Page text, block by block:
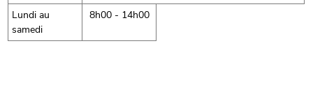
Lundi au
samedi
8h00 - 14h00